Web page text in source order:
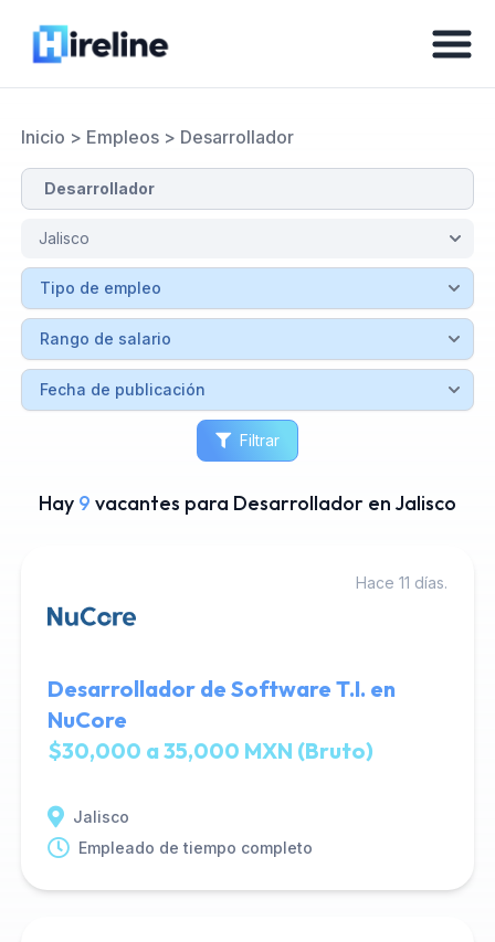
Inicio > Empleos> Desarrollador
Filtrar
Hay 9 vacantes para Desarrollador en Jalisco
Hace 11 días.
Desarrollador de Software T.I. en
NuCore
$30,000 a 35,000 MXN (Bruto)
Jalisco
Empleado de tiempo completo